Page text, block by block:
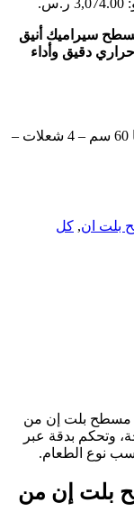
مسطح بلت إن من البا 60 سم بسطح سيراميك أنيق
دقيق وأداء
كمية موقد كهربائي مسطح بلت إن من البا 60 سم – 4 شعلات –
بلت ان, كل
مسطح بلت إن من
وتحكم بدقة عبر
بلت إن من